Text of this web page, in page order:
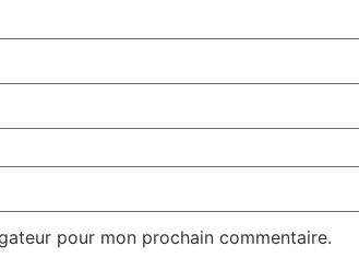
pour mon prochain commentaire.